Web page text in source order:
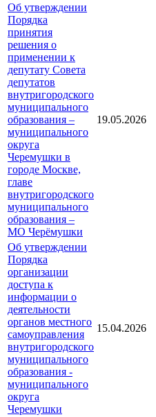
Об утверждении
Порядка
принятия
решения о
применении к
депутату Совета
депутатов
внутригородского
муниципального
образования –
муниципального
округа
Черемушки в
городе Москве,
главе
внутригородского
муниципального
образования –
МО Черёмушки
19.05.2026
Об утверждении
Порядка
организации
доступа к
информации о
деятельности
органов местного
самоуправления
внутригородского
муниципального
образования -
муниципального
округа
Черемушки
15.04.2026